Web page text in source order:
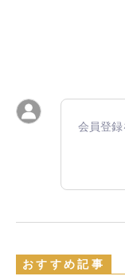
会員登
おすすめ記事